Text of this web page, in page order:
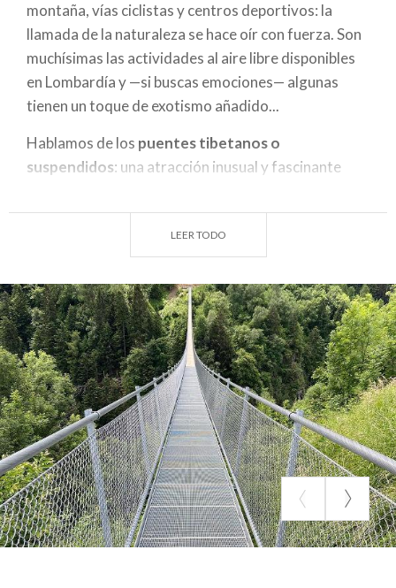
montaña, vías ciclistas y centros deportivos: la
llamada de la naturaleza se hace oír con fuerza. Son
muchísimas las actividades al aire libre disponibles
en Lombardía y —si buscas emociones— algunas
tienen un toque de exotismo añadido...
Hablamos de los puentes tibetanos o
suspendidos: una atracción inusual y fascinante
resulta un destino ideal para una salida en familia. En
se encuentrancuatro de fácil acceso
alcance de todos. Cada uno tiene características
propias, pero entre ellos destaca uno
especialmente: es el puente tibetano más alto de
Europa, situado en Valtelina y conocido como el
Puente en el Cielo, ¡que se eleva a una altura de
140 metros!
¿Qué son los puentes tibetanos y por qué se
llaman así?
Cada puente tibetano presenta características
diferentes, que vienen determinadas por la
estructura morfológica del terreno, pero todos
tienen algo en común: a cambio de sensaciones
LEER TODO